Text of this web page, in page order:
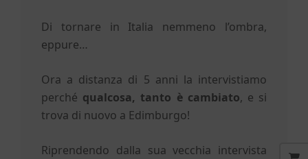
Di tornare in Italia nemmeno l’ombra,
eppure…
Ora a distanza di 5 anni la intervistiamo
perché qualcosa, tanto è cambiato, e si
trova di nuovo a Edimburgo!
Riprendendo dalla sua vecchia intervista